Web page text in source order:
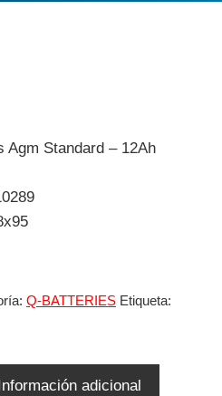
Agm Standard – 12Ah
Q-BATTERIES Etiqueta:
adicional